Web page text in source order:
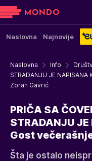
Naslovna Najnovije
Naslovna Info
STRADANJU JE
Zoran Gavrić
PRIČA SA
STRADANJU
Gost
Šta je ostalo